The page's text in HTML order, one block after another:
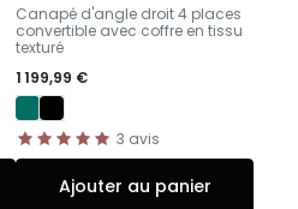
-
Canapé d'angle droit 4 places
convertible avec coffre en tissu
texturé
1 199,99 €
3 avis
Ajouter au panier